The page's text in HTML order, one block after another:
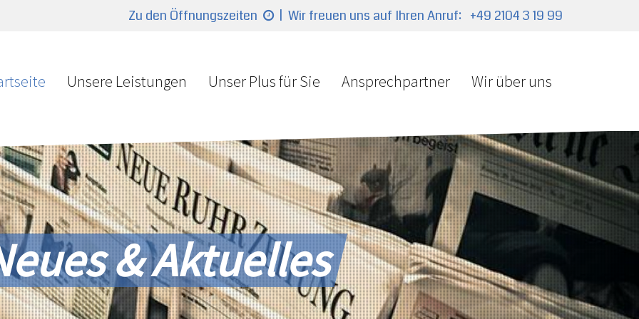
Zu den Öffnungszeiten | Wir freuen uns auf Ihren Anruf: +49 2104 3 19 99
Unsere Leistungen Unser Plus für Sie Ansprechpartner Wir über uns
& Aktuelles